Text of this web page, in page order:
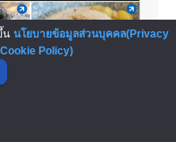
น นโยบายข้อมูลส่วนบุคคล(Privacy
Policy)